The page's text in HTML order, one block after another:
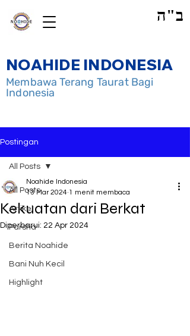
NOAHIDE INDONESIA
Membawa Terang Taurat Bagi
Indonesia
ב"ה
Postingan
All Posts
Artikel
Parsha
Berita Noahide
Bani Nuh Kecil
Highlight
All Posts
Kekuatan dari Berkat
Noahide Indonesia
13 Mar 2024 1 menit membaca
Diperbarui: 22 Apr 2024